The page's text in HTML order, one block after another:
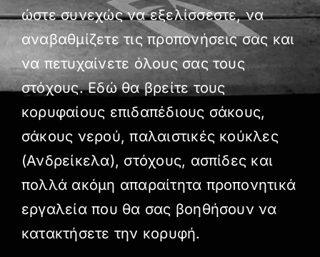
Προσφορές
ώστε συνεχώς να εξελίσσεστε, να
αναβαθμίζετε τις προπονήσεις σας και
να πετυχαίνετε όλους σας τους
στόχους. Εδώ θα βρείτε τους
κορυφαίους επιδαπέδιους σάκους,
σάκους νερού, παλαιστικές κούκλες
(Ανδρείκελα), στόχους, ασπίδες και
πολλά ακόμη απαραίτητα προπονητικά
εργαλεία που θα σας βοηθήσουν να
κατακτήσετε την κορυφή.